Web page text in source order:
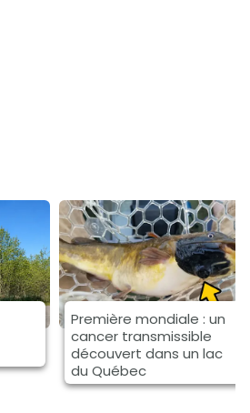
Première mondiale : un
cancer transmissible
découvert dans un lac
du Québec